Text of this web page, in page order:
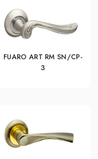
FUARO ART RM SN/CP-
3